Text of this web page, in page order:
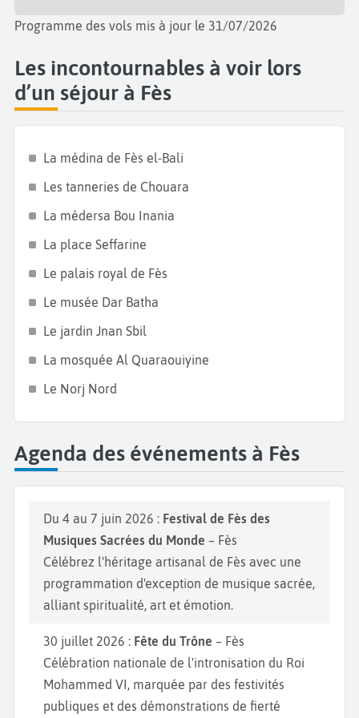
Programme des vols mis à jour le 31/07/2026
Les incontournables à voir lors
d’un séjour à Fès
La médina de Fès el-Bali
Les tanneries de Chouara
La médersa Bou Inania
La place Seffarine
Le palais royal de Fès
Le musée Dar Batha
Le jardin Jnan Sbil
La mosquée Al Quaraouiyine
Le Norj Nord
Agenda des événements à Fès
Du 4 au 7 juin 2026 : Festival de Fès des
Musiques Sacrées du Monde – Fès
Célébrez l'héritage artisanal de Fès avec une
programmation d'exception de musique sacrée,
alliant spiritualité, art et émotion.
30 juillet 2026 : Fête du Trône – Fès
Célébration nationale de l'intronisation du Roi
Mohammed VI, marquée par des festivités
publiques et des démonstrations de fierté